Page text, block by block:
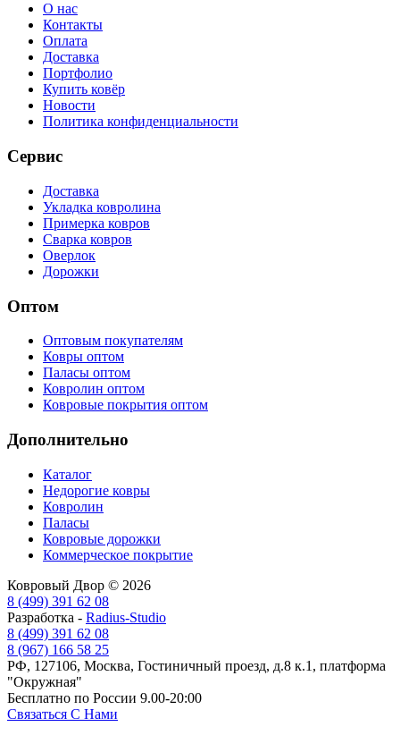
О нас
Контакты
Оплата
Доставка
Портфолио
Купить ковёр
Новости
Политика конфиденциальности
Сервис
Доставка
Укладка ковролина
Примерка ковров
Сварка ковров
Оверлок
Дорожки
Оптом
Оптовым покупателям
Ковры оптом
Паласы оптом
Ковролин оптом
Ковровые покрытия оптом
Дополнительно
Каталог
Недорогие ковры
Ковролин
Паласы
Ковровые дорожки
Коммерческое покрытие
Ковровый Двор © 2026
8 (499) 391 62 08
Разработка - Radius-Studio
8 (499) 391 62 08
8 (967) 166 58 25
РФ, 127106, Москва, Гостиничный проезд, д.8 к.1, платформа
"Окружная"
Бесплатно по России 9.00-20:00
Связаться С Нами